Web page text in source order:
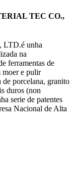
TEC CO.,
LTD.é unha
na
ferramentas de
moer e pulir
de porcelana, granito
duros (non
serie de patentes
Nacional de Alta